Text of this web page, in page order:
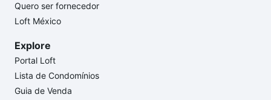
Quero ser fornecedor
Loft México
Explore
Portal Loft
Lista de Condomínios
Guia de Venda